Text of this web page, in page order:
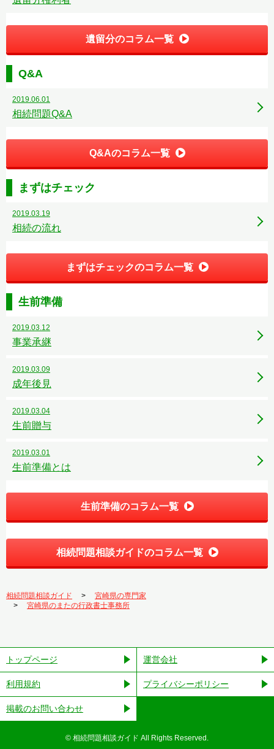
遺留分のコラム一覧
Q&A
2019.06.01
相続問題Q&A
Q&Aのコラム一覧
まずはチェック
2019.03.19
相続の流れ
まずはチェックのコラム一覧
生前準備
2019.03.12
事業承継
2019.03.09
成年後見
2019.03.04
生前贈与
2019.03.01
生前準備とは
生前準備のコラム一覧
相続問題相談ガイドのコラム一覧
相続問題相談ガイド
宮崎県の専門家
宮崎県のまたの行政書士事務所
トップページ 運営会社
利用規約 プライバシーポリシー
掲載のお問い合わせ
©︎ 相続問題相談ガイド All Rights Reserved.